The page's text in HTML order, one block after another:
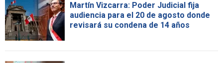
Martín Vizcarra: Poder Judicial fija
audiencia para el 20 de agosto donde
revisará su condena de 14 años